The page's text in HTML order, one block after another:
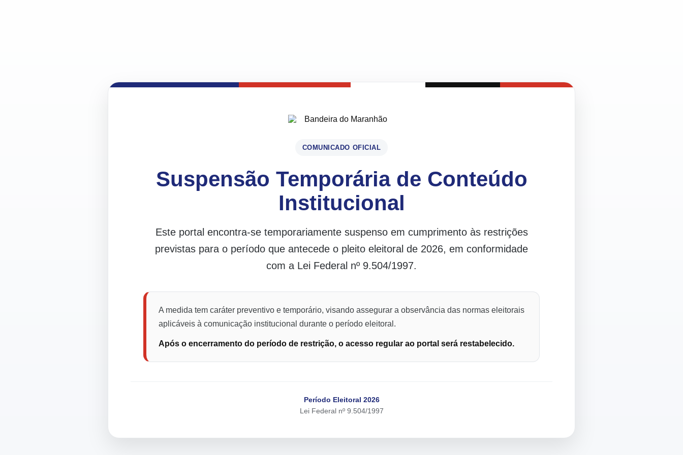
COMUNICADO OFICIAL
Suspensão Temporária de Conteúdo
Institucional
Este portal encontra-se temporariamente suspenso em cumprimento às restrições
previstas para o período que antecede o pleito eleitoral de 2026, em conformidade
com a Lei Federal nº 9.504/1997.
A medida tem caráter preventivo e temporário, visando assegurar a observância das normas eleitorais
aplicáveis à comunicação institucional durante o período eleitoral.
Após o encerramento do período de restrição, o acesso regular ao portal será restabelecido.
Período Eleitoral 2026
Lei Federal nº 9.504/1997